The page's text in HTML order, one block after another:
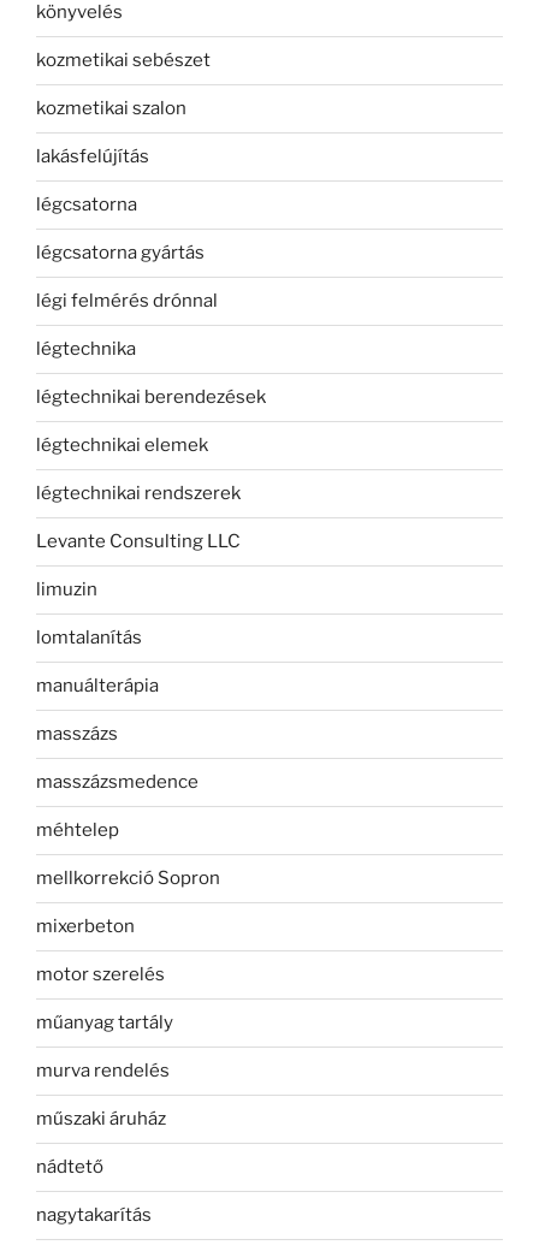
könyvelés
kozmetikai sebészet
kozmetikai szalon
lakásfelújítás
légcsatorna
légcsatorna gyártás
légi felmérés drónnal
légtechnika
légtechnikai berendezések
légtechnikai elemek
légtechnikai rendszerek
Levante Consulting LLC
limuzin
lomtalanítás
manuálterápia
masszázs
masszázsmedence
méhtelep
mellkorrekció Sopron
mixerbeton
motor szerelés
műanyag tartály
murva rendelés
műszaki áruház
nádtető
nagytakarítás